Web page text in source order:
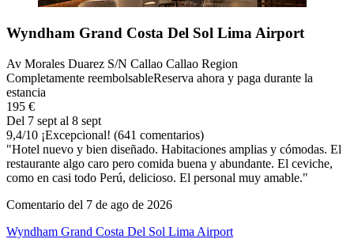
Wyndham Grand Costa Del Sol Lima Airport
Av Morales Duarez S/N Callao Callao Region
Completamente reembolsableReserva ahora y paga durante la
estancia
195 €
Del 7 sept al 8 sept
9,4/10 ¡Excepcional! (641 comentarios)
"Hotel nuevo y bien diseñado. Habitaciones amplias y cómodas. El
restaurante algo caro pero comida buena y abundante. El ceviche,
como en casi todo Perú, delicioso. El personal muy amable."
Comentario del 7 de ago de 2026
Wyndham Grand Costa Del Sol Lima Airport